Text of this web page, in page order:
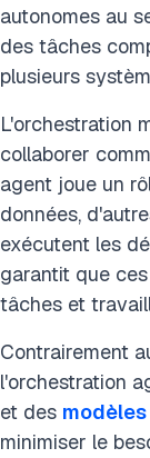
autonomes au
des tâches
plusieurs
L'orchestration
collaborer
agent joue un
données,
exécutent les
garantit que
tâches et
Contrairement
l'orchestration
et des
minimiser le